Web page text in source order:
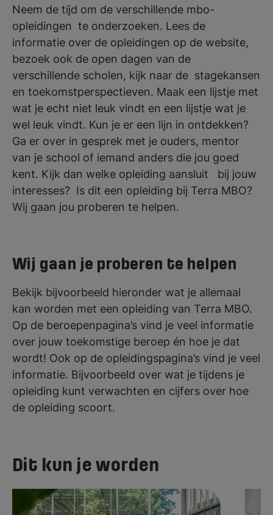
Neem de tijd om de verschillende mbo-
opleidingen te onderzoeken. Lees de
informatie over de opleidingen op de website,
bezoek ook de open dagen van de
verschillende scholen, kijk naar de stagekansen
en toekomstperspectieven. Maak een lijstje met
wat je echt niet leuk vindt en een lijstje wat je
wel leuk vindt. Kun je er een lijn in ontdekken?
Ga er over in gesprek met je ouders, mentor
van je school of iemand anders die jou goed
kent. Kijk dan welke opleiding aansluit bij jouw
interesses? Is dit een opleiding bij Terra MBO?
Wij gaan jou proberen te helpen.
Wij gaan je proberen te helpen
Bekijk bijvoorbeeld hieronder wat je allemaal
kan worden met een opleiding van Terra MBO.
Op de beroepenpagina’s vind je veel informatie
over jouw toekomstige beroep én hoe je dat
wordt! Ook op de opleidingspagina’s vind je veel
informatie. Bijvoorbeeld over wat je tijdens je
opleiding kunt verwachten en cijfers over hoe
de opleiding scoort.
Dit kun je worden